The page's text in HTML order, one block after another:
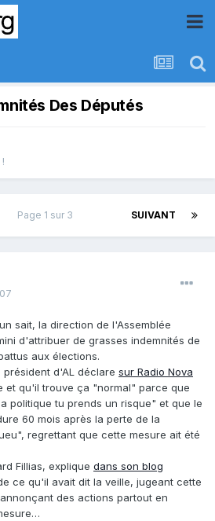
Des Députés
SUIVANT
Page 1 sur 3
sait, la direction de l'Assemblée
d'attribuer de grasses indemnités de
aux élections.
président d'AL déclare sur Radio Nova
et qu'il trouve ça "normal" parce que
politique tu prends un risque" et que le
60 mois après la perte de la
regrettant que cette mesure ait été
Fillias, explique dans son blog
ce qu'il avait dit la veille, jugeant cette
des actions partout en